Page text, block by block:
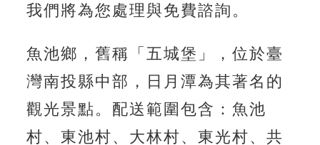
我們將為您處理與免費諮詢。
魚池鄉，舊稱「五城堡」，位於臺
灣南投縣中部，日月潭為其著名的
觀光景點。配送範圍包含：魚池
村、東池村、大林村、東光村、共